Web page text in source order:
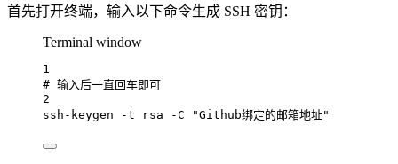
首先打开终端，输入以下命令生成 SSH 密钥：
Terminal window
1
# 输入后一直回车即可
2
ssh-keygen
-t rsa -C "Github绑定的邮箱地址"